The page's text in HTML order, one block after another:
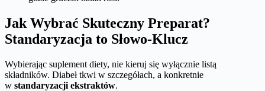
Jak Wybrać Skuteczny Preparat?
Standaryzacja to Słowo-Klucz
Wybierając suplement diety, nie kieruj się wyłącznie listą
składników. Diabeł tkwi w szczegółach, a konkretnie
w standaryzacji ekstraktów.